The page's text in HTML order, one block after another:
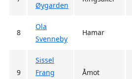
Øygarden
8
Ola
Svenneby
Hamar
9
Sissel
Frang
Åmot